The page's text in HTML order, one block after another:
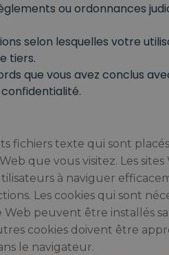
ou ordonnances
selon lesquelles votre
tiers.
que vous avez conclus
fichiers texte qui sont
que vous visitez. Les
à naviguer
Les cookies qui sont
peuvent être installés
cookies doivent être
le navigateur.